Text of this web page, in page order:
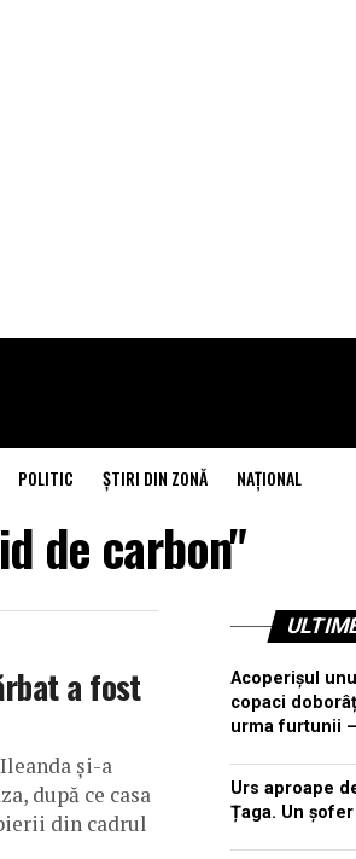
POLITIC ŞTIRI DIN ZONĂ NAŢIONAL
de carbon"
a fost
și-a
după ce casa
din cadrul
Acoperișul
copaci
urma furtunii –
Urs aproape
Țaga. Un